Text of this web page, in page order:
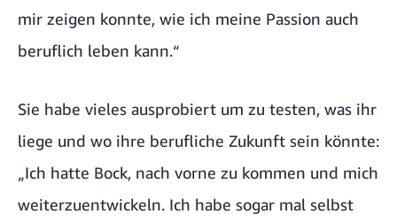
mir zeigen konnte, wie ich meine Passion auch
beruflich leben kann.“
Sie habe vieles ausprobiert um zu testen, was ihr
liege und wo ihre berufliche Zukunft sein könnte:
„Ich hatte Bock, nach vorne zu kommen und mich
weiterzuentwickeln. Ich habe sogar mal selbst